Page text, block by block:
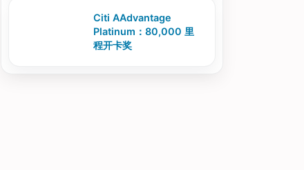
Citi AAdvantage
Platinum：80,000 里
程开卡奖